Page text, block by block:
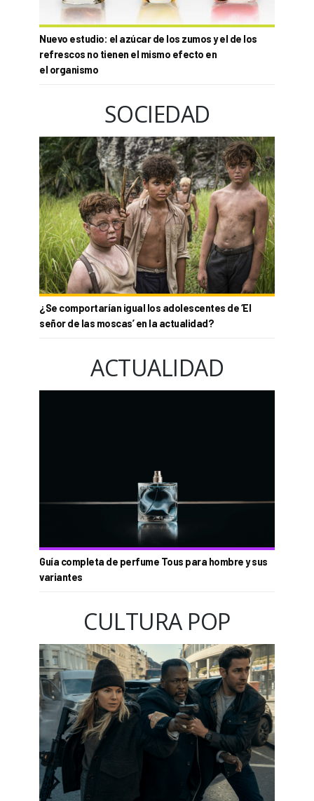
Nuevo estudio: el azúcar de los zumos y el de los
refrescos no tienen el mismo efecto en
el organismo
SOCIEDAD
¿Se comportarían igual los adolescentes de ‘El
señor de las moscas’ en la actualidad?
ACTUALIDAD
Guía completa de perfume Tous para hombre y sus
variantes
CULTURA POP